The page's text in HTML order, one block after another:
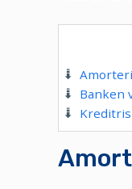
Banken